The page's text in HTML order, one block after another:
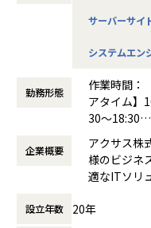
のプロフェッショナルチ
【業務の変更の範囲】
MySQL / Redis /
BigQuery / TreasureData
AWS ECS / GCP GKE
GitHub / Slack / JIRA /
CI/CD：CircleCI /
開発言語：Swift / Kotlin
サーバー連携: REST,
CI/CD：CircleCI /
開発言語：Typescript,
・Windows11のマスタ
■クラウドサービス展開
・Windows Intuneや、
■障害対応／トラブル対
・ITに関するトラブルの
・業務効率化ツールの
■その他
・運用改善提案／プレ
【「自分らしさ」のある
サーバーサイ
システムエン
勤務形態
作業時間：
アタイム】
30～18:30
フ
時間外労働
休憩時間：
企業概要
アクサス株
様のビジネ
適なITソリ
設立年数 20年